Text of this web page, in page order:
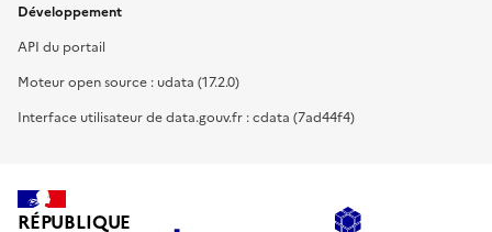
Développement
API du portail
Moteur open source : udata (17.2.0)
Interface utilisateur de data.gouv.fr : cdata (7ad44f4)
RÉPUBLIQUE